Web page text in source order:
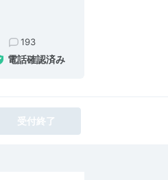
193
電話確認済み
受付終了